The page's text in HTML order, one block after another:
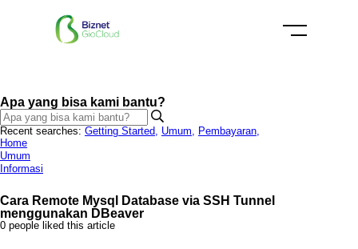
Apa yang bisa kami bantu?
Recent searches: Getting Started, Umum, Pembayaran,
Home
Umum
Informasi
Cara Remote Mysql Database via SSH Tunnel
menggunakan DBeaver
0 people liked this article